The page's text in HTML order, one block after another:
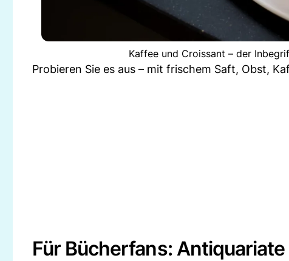
Kaffee und Croissant – der
Probieren Sie es aus – mit frischem Saft, Obst,
Für Bücherfans: